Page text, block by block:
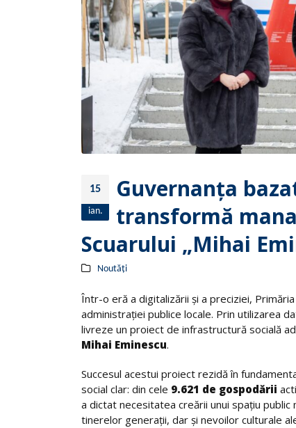
15
ian.
Guvernanța
transformă
Scuarului „Mihai
Noutăți
Într-o eră a digitalizării și a preciziei,
administrației publice locale. Prin utilizarea
livreze un proiect de infrastructură socială
Mihai Eminescu.
Succesul acestui proiect rezidă în
social clar: din cele 9.621 de gospodării
a dictat necesitatea creării unui spațiu
tinerelor generații, dar și nevoilor culturale